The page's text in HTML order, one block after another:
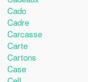
Cado
Cadre
Carcasse
Carte
Cartons
Case